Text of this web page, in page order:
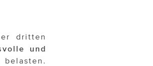
dritten
und